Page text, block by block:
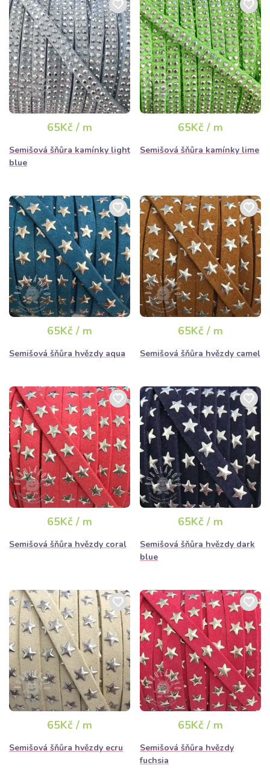
65Kč / m
Semišová šňůra kamínky light
blue
65Kč / m
Semišová šňůra kamínky lime
65Kč / m
Semišová šňůra hvězdy aqua
65Kč / m
Semišová šňůra hvězdy camel
65Kč / m
Semišová šňůra hvězdy coral
65Kč / m
Semišová šňůra hvězdy dark
blue
65Kč / m
Semišová šňůra hvězdy ecru
65Kč / m
Semišová šňůra hvězdy
fuchsia